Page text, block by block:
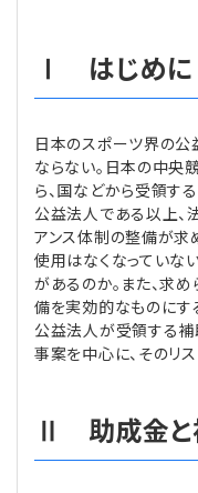
【連載】AI活用のすすめ
【連載】IT実務一問
Ⅰ はじめに
日本のスポーツ界の
ならない。日本の中央
ら、国などから受領す
公益法人である以上、
アンス体制の整備が求
使用はなくなっていな
があるのか。また、求
備を実効的なものにす
公益法人が受領する補
事案を中心に、そのリ
Ⅱ 助成金と